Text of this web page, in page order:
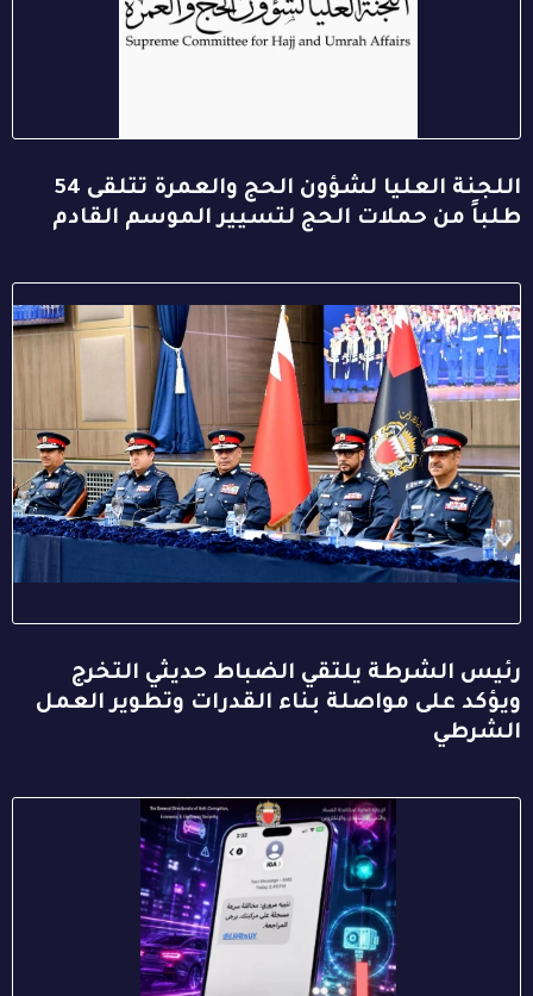
اللجنة العليا لشؤون الحج والعمرة تتلقى 54
طلباً من حملات الحج لتسيير الموسم القادم
رئيس الشرطة يلتقي الضباط حديثي التخرج
ويؤكد على مواصلة بناء القدرات وتطوير العمل
الشرطي